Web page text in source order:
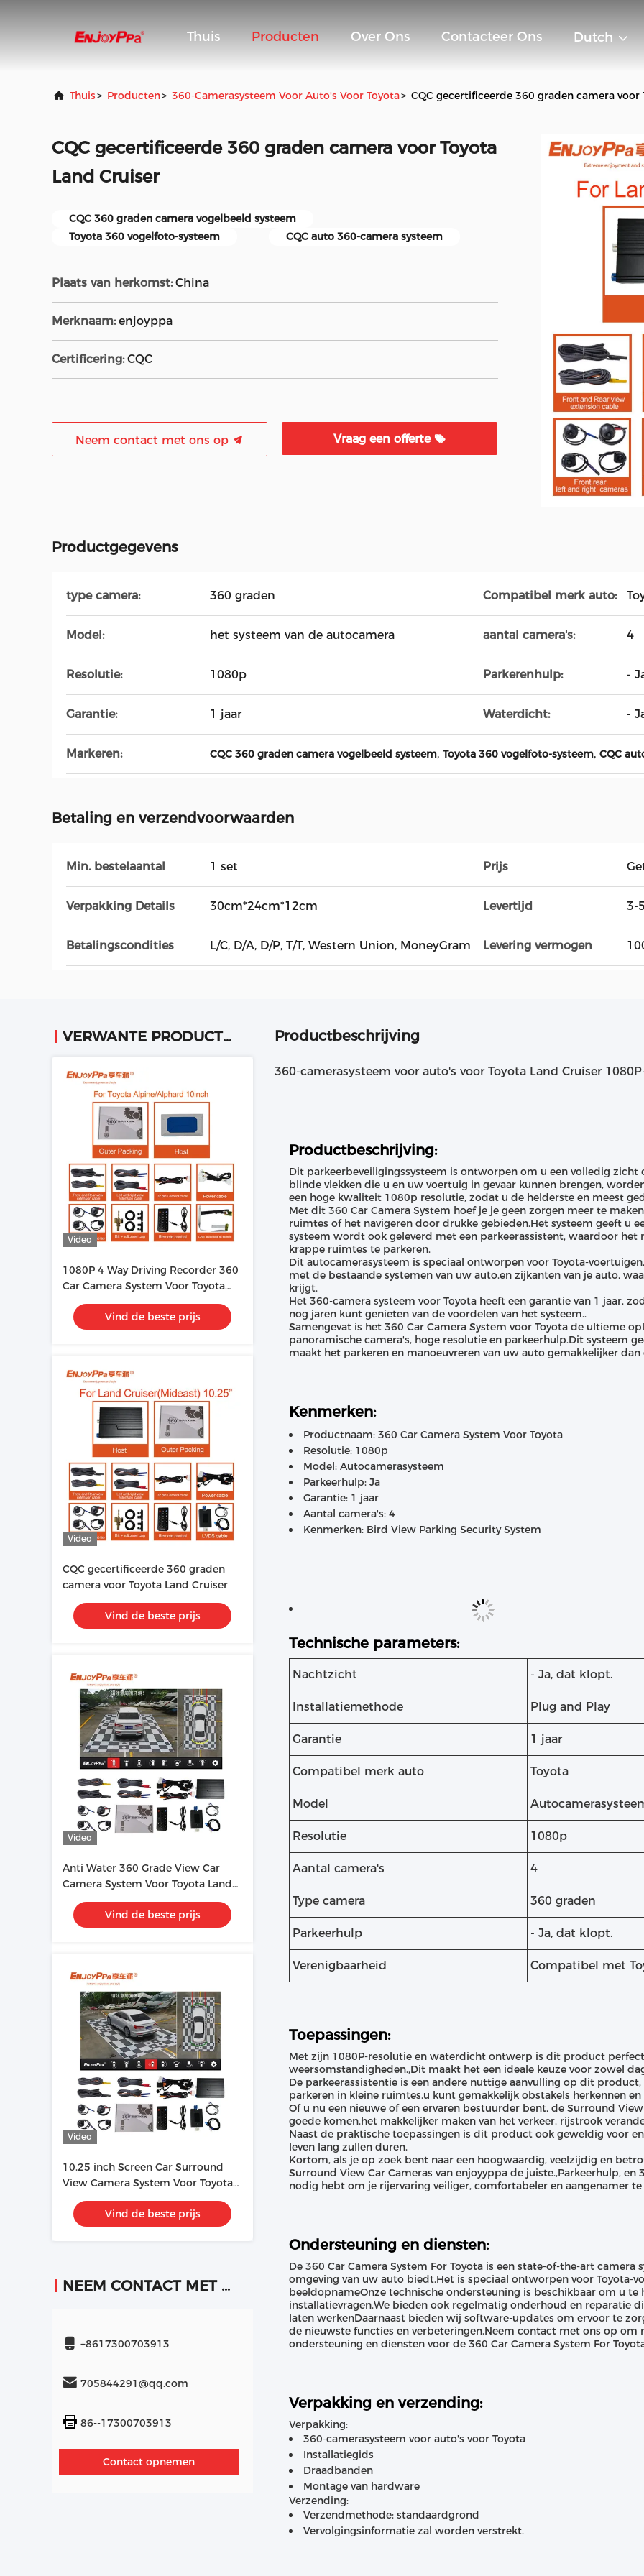
Thuis Producten Over Ons Contacteer Ons Dutch
Thuis> Producten> 360-Camerasysteem Voor Auto's Voor Toyota> CQC gecertificeerde 360 graden camera voor
CQC gecertificeerde 360 graden camera voor Toyota
Land Cruiser
CQC 360 graden camera vogelbeeld systeem
Toyota 360 vogelfoto-systeem
CQC auto 360-camera systeem
Plaats van herkomst: China
Merknaam: enjoyppa
Certificering: CQC
Neem contact met ons op Vraag een offerte
Productgegevens
type camera: 360 graden Compatibel merk auto:
Model: het systeem van de autocamera aantal camera's: 4
Resolutie: 1080p Parkerenhulp: -
Garantie: 1 jaar Waterdicht: -
Markeren: CQC 360 graden camera vogelbeeld systeem, Toyota 360 vogelfoto-systeem, CQC
Betaling en verzendvoorwaarden
Min. bestelaantal 1 set Prijs
Verpakking Details 30cm*24cm*12cm Levertijd 3-
Betalingscondities L/C, D/A, D/P, T/T, Western Union, MoneyGram Levering vermogen
VERWANTE PRODUCTEN
Video
1080P 4 Way Driving Recorder 360
Car Camera System Voor Toyota
ALPHARD
Vind de beste prijs
Video
CQC gecertificeerde 360 graden
camera voor Toyota Land Cruiser
Vind de beste prijs
Video
Anti Water 360 Grade View Car
Camera System Voor Toyota Land
CRUISER 1080P
Vind de beste prijs
Video
10.25 inch Screen Car Surround
View Camera System Voor Toyota
Land Cruiser
Vind de beste prijs
NEEM CONTACT MET ONS OP
+8617300703913
705844291@qq.com
86--17300703913
Contact opnemen
Productbeschrijving
360-camerasysteem voor auto's voor Toyota Land Cruiser
Productbeschrijving:
Dit parkeerbeveiligingssysteem is ontworpen om u een volledig
blinde vlekken die u en uw voertuig in gevaar kunnen brengen,
een hoge kwaliteit 1080p resolutie, zodat u de helderste en meest
Met dit 360 Car Camera System hoef je je geen zorgen meer te
ruimtes of het navigeren door drukke gebieden.Het systeem geeft u
systeem wordt ook geleverd met een parkeerassistent, waardoor
krappe ruimtes te parkeren.
Dit autocamerasysteem is speciaal ontworpen voor Toyota-
met de bestaande systemen van uw auto.en zijkanten van je auto,
krijgt.
Het 360-camera systeem voor Toyota heeft een garantie van 1 jaar,
nog jaren kunt genieten van de voordelen van het systeem..
Samengevat is het 360 Car Camera System voor Toyota de ultieme
panoramische camera's, hoge resolutie en parkeerhulp.Dit systeem
maakt het parkeren en manoeuvreren van uw auto gemakkelijker dan
Kenmerken:
Productnaam: 360 Car Camera System Voor Toyota
Resolutie: 1080p
Model: Autocamerasysteem
Parkeerhulp: Ja
Garantie: 1 jaar
Aantal camera's: 4
Kenmerken: Bird View Parking Security System
Technische parameters:
Nachtzicht - Ja, dat klopt.
Installatiemethode Plug and Play
Garantie 1 jaar
Compatibel merk auto Toyota
Model
Resolutie 1080p
Aantal camera's 4
Type camera 360 graden
Parkeerhulp - Ja, dat klopt.
Verenigbaarheid Compatibel met
Toepassingen:
Met zijn 1080P-resolutie en waterdicht ontwerp is dit product
weersomstandigheden.,Dit maakt het een ideale keuze voor zowel
De parkeerassistentie is een andere nuttige aanvulling op dit
parkeren in kleine ruimtes.u kunt gemakkelijk obstakels herkennen
Of u nu een nieuwe of een ervaren bestuurder bent, de Surround
goede komen.het makkelijker maken van het verkeer, rijstrook
Naast de praktische toepassingen is dit product ook geweldig voor
leven lang zullen duren.
Kortom, als je op zoek bent naar een hoogwaardig, veelzijdig en
Surround View Car Cameras van enjoyyppa de juiste.,Parkeerhulp,
nodig hebt om je rijervaring veiliger, comfortabeler en aangenamer te
Ondersteuning en diensten:
De 360 Car Camera System For Toyota is een state-of-the-art
omgeving van uw auto biedt.Het is speciaal ontworpen voor Toyota-
beeldopnameOnze technische ondersteuning is beschikbaar om u
installatievragen.We bieden ook regelmatig onderhoud en reparatie
laten werkenDaarnaast bieden wij software-updates om ervoor te
de nieuwste functies en verbeteringen.Neem contact met ons op
ondersteuning en diensten voor de 360 Car Camera System For
Verpakking en verzending:
Verpakking:
360-camerasysteem voor auto's voor Toyota
Installatiegids
Draadbanden
Montage van hardware
Verzending:
Verzendmethode: standaardgrond
Vervolgingsinformatie zal worden verstrekt.